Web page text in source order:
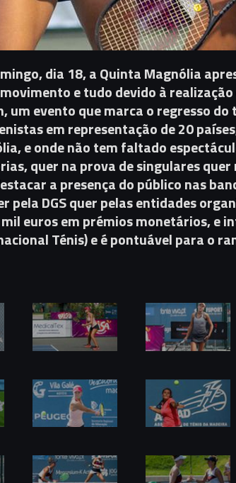
dia 18, a Quinta Magnólia
e tudo devido à
um evento que marca o regresso
em representação de 20
e onde não tem faltado
quer na prova de singulares
a presença do público nas
pela DGS quer pelas entidades
euros em prémios monetários, e
Ténis) e é pontuável para o